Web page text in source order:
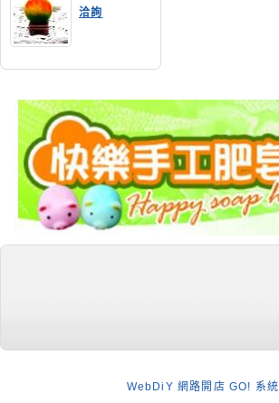
洽詢
WebDiY 網路開店 GO! 系統